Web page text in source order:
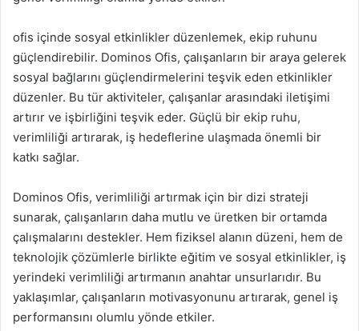
ofis içinde sosyal etkinlikler düzenlemek, ekip ruhunu
güçlendirebilir. Dominos Ofis, çalışanların bir araya gelerek
sosyal bağlarını güçlendirmelerini teşvik eden etkinlikler
düzenler. Bu tür aktiviteler, çalışanlar arasındaki iletişimi
artırır ve işbirliğini teşvik eder. Güçlü bir ekip ruhu,
verimliliği artırarak, iş hedeflerine ulaşmada önemli bir
katkı sağlar.
Dominos Ofis, verimliliği artırmak için bir dizi strateji
sunarak, çalışanların daha mutlu ve üretken bir ortamda
çalışmalarını destekler. Hem fiziksel alanın düzeni, hem de
teknolojik çözümlerle birlikte eğitim ve sosyal etkinlikler, iş
yerindeki verimliliği artırmanın anahtar unsurlarıdır. Bu
yaklaşımlar, çalışanların motivasyonunu artırarak, genel iş
performansını olumlu yönde etkiler.